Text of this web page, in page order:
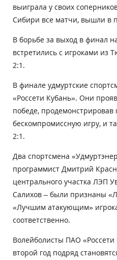
выиграла у своих
Сибири все матчи, вышли в
В борьбе за выход в финал
встретились с игроками из
2:1.
В финале удмуртские
«Россети Кубань». Они
победе, продемонстрировав
бескомпромиссную игру, и
2:1.
Два спортсмена
программист Дмитрий
центрального участка ЛЭП
Салихов – были признаны
«Лучшим атакующим»
соответственно.
Волейболисты ПАО
второй год подряд